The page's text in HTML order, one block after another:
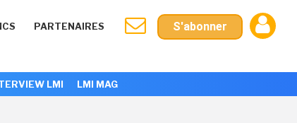
PARTENAIRES S'abonner
LMI LMI MAG